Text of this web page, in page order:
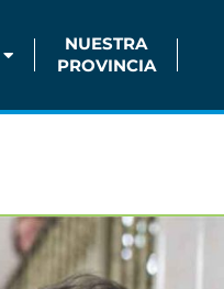
NUESTRA
PROVINCIA